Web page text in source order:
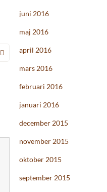
juni 2016
maj 2016
april 2016
mars 2016
februari 2016
januari 2016
december 2015
november 2015
oktober 2015
september 2015